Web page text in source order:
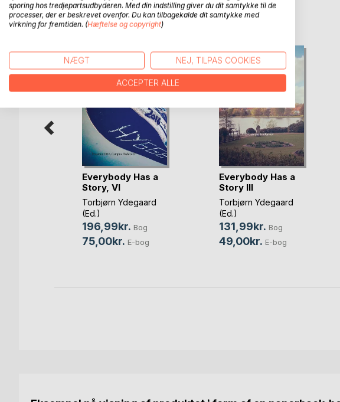
FLERE TITLER HOSBoD
Everybody Has a
Story, VI
Torbjørn Ydegaard
(Ed.)
196,99kr. Bog
75,00kr. E-bog
Everybody Has a
Story III
Torbjørn Ydegaard
(Ed.)
131,99kr. Bog
49,00kr. E-bog
sporing hos tredjepartsudbyderen. Med din indstilling giver du dit samtykke til de
processer, der er beskrevet ovenfor. Du kan tilbagekalde dit samtykke med
virkning for fremtiden. (Hæftelse og copyright)
NÆGT NEJ, TILPAS COOKIES
ACCEPTER ALLE